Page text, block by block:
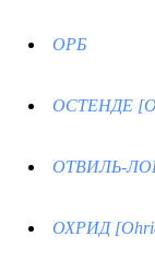
ОРБ
ОСТЕНДЕ
ОТВИЛЬ-
ОХРИД